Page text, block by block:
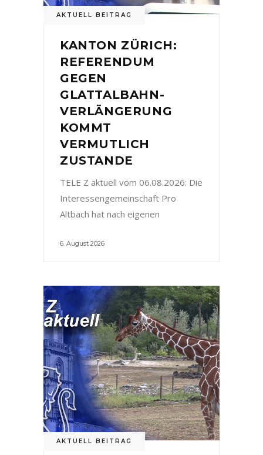
AKTUELL BEITRAG
KANTON ZÜRICH:
REFERENDUM
GEGEN
GLATTALBAHN-
VERLÄNGERUNG
KOMMT
VERMUTLICH
ZUSTANDE
TELE Z aktuell vom 06.08.2026: Die
Interessengemeinschaft Pro
Altbach hat nach eigenen
6. August 2026
AKTUELL BEITRAG